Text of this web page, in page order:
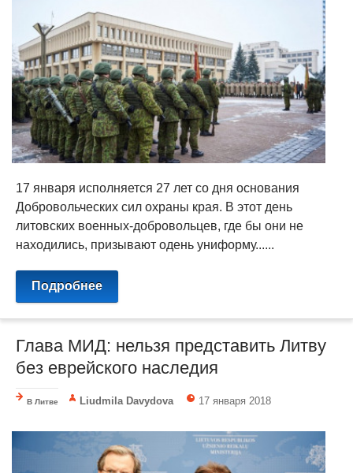
17 января исполняется 27 лет со дня основания
Добровольческих сил охраны края. В этот день
литовских военных-добровольцев, где бы они не
находились, призывают одень униформу......
Подробнее
Глава МИД: нельзя представить Литву
без еврейского наследия
В Литве Liudmila Davydova 17 января 2018